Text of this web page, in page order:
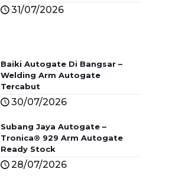
31/07/2026
Baiki Autogate Di Bangsar –
Welding Arm Autogate
Tercabut
30/07/2026
Subang Jaya Autogate –
Tronica® 929 Arm Autogate
Ready Stock
28/07/2026